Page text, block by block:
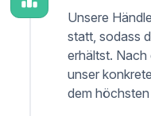
Unsere
statt, sodass
erhältst. Nach
unser
dem